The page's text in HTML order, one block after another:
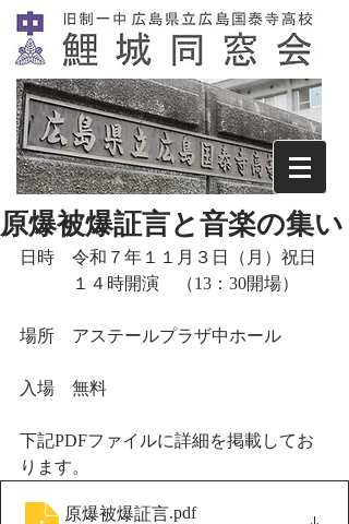
原爆被爆証言と音楽の集い
日時　令和７年１１月３日（月）祝日
１４時開演　（13：30開場）
場所　アステールプラザ中ホール
入場　無料
下記PDFファイルに詳細を掲載してお
ります。
原爆被爆証言.pdf